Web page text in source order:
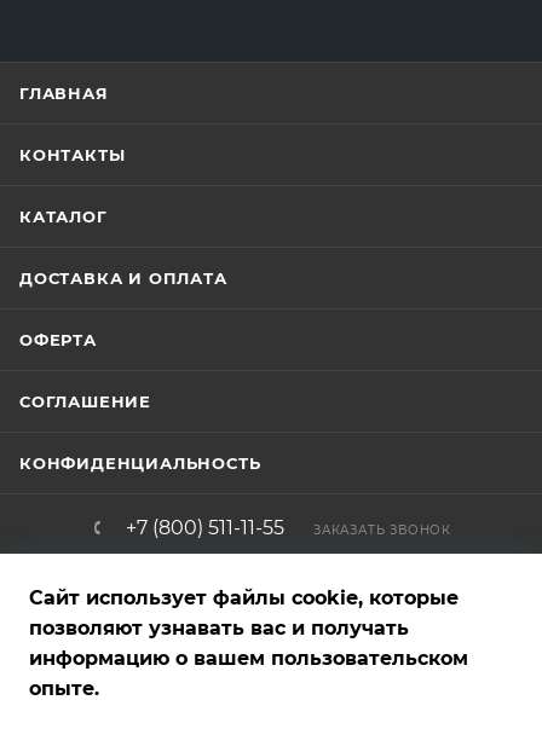
ГЛАВНАЯ
КОНТАКТЫ
КАТАЛОГ
ДОСТАВКА И ОПЛАТА
ОФЕРТА
СОГЛАШЕНИЕ
КОНФИДЕНЦИАЛЬНОСТЬ
+7 (800) 511-11-55 ЗАКАЗАТЬ ЗВОНОК
Представленные на сайте товары — фотообразцы, графические,
Сайт использует файлы cookie, которые
позволяют узнавать вас и получать
информацию о вашем пользовательском
опыте.